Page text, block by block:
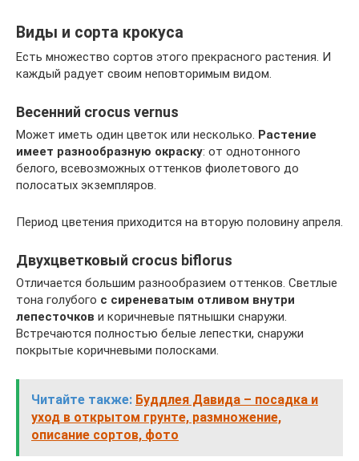
Виды и сорта крокуса
Есть множество сортов этого прекрасного растения. И
каждый радует своим неповторимым видом.
Весенний crocus vernus
Может иметь один цветок или несколько. Растение
имеет разнообразную окраску: от однотонного
белого, всевозможных оттенков фиолетового до
полосатых экземпляров.
Период цветения приходится на вторую половину апреля.
Двухцветковый crocus biflorus
Отличается большим разнообразием оттенков. Светлые
тона голубого с сиреневатым отливом внутри
лепесточков и коричневые пятнышки снаружи.
Встречаются полностью белые лепестки, снаружи
покрытые коричневыми полосками.
Читайте также: Буддлея Давида – посадка и
уход в открытом грунте, размножение,
описание сортов, фото